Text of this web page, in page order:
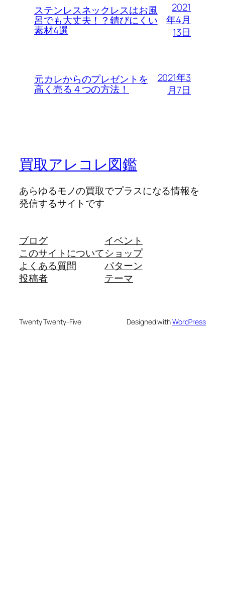
ステンレスネックレスはお風
呂でも大丈夫！？錆びにくい
素材4選
2021
年4月
13日
元カレからのプレゼントを
高く売る４つの方法！
2021年3
月7日
買取アレコレ図鑑
あらゆるモノの買取でプラスになる情報を
発信するサイトです
ブログ
このサイトについて
よくある質問
投稿者
イベント
ショップ
パターン
テーマ
Twenty Twenty-Five Designed withWordPress